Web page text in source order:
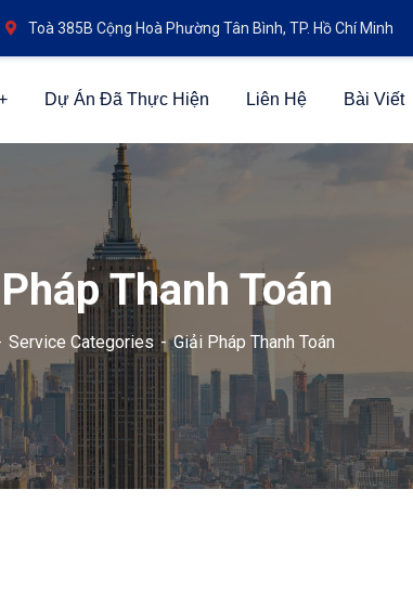
Toà 385B Cộng Hoà Phường Tân Bình, TP. Hồ Chí Minh
Dự Án Đã Thực Hiện Liên Hệ Bài Viết
Thanh Toán
Service Categories Giải Pháp Thanh Toán